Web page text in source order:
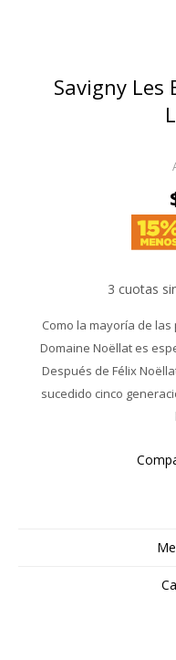
Savigny Les
3 cuotas
Como la mayoría de
Domaine Noëllat es
Después de Félix
sucedido cinco